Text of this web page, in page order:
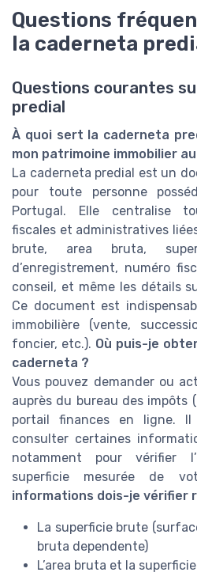
Questions
la caderneta
Questions courantes
predial
À quoi sert la caderneta
mon patrimoine immobilier
La caderneta predial est un
pour toute personne
Portugal. Elle centralise
fiscales et administratives
brute, area bruta,
d’enregistrement, numéro
conseil, et même les détails
Ce document est
immobilière (vente,
foncier, etc.). Où puis-je
caderneta ?
Vous pouvez demander ou
auprès du bureau des impôts
portail finances en ligne.
consulter certaines
notamment pour vérifier
superficie mesurée de
informations dois-je vérifier
La superficie brute
bruta dependente)
L’area bruta et la